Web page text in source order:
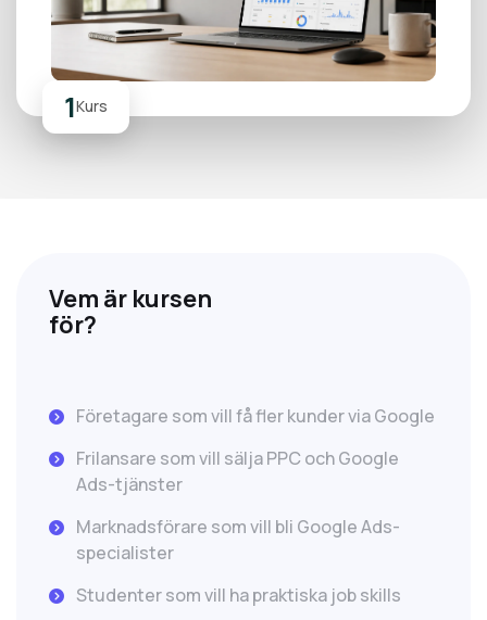
1Kurs
Vem är kursen
för?
Företagare som vill få fler kunder via Google
Frilansare som vill sälja PPC och Google
Ads-tjänster
Marknadsförare som vill bli Google Ads-
specialister
Studenter som vill ha praktiska job skills